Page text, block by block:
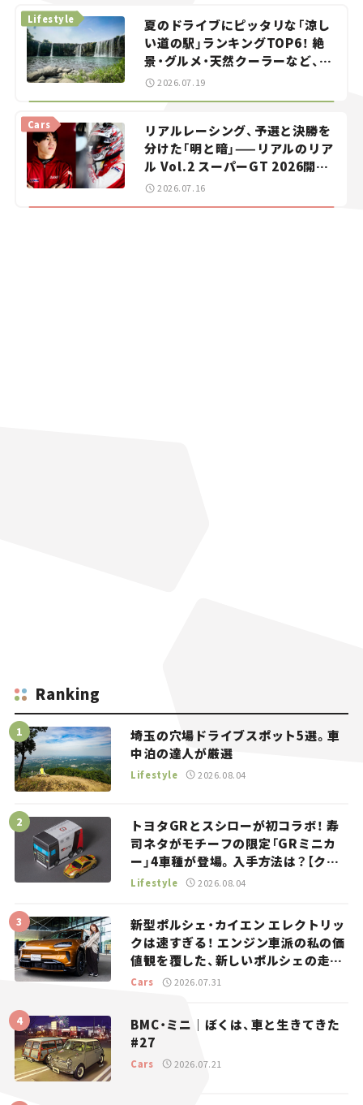
夏のドライブにピッタリな「涼し
い道の駅」ランキングTOP6！ 絶
景・グルメ・天然クーラーなど、避
暑におすすめのスポットを紹介
Lifestyle
2026.07.19
リアルレーシング、予選と決勝を
分けた「明と暗」——リアルのリア
ル Vol.2 スーパーGT 2026開幕
戦 岡山国際サーキット
Cars
2026.07.16
Ranking
埼玉の穴場ドライブスポット5選。車
中泊の達人が厳選
Lifestyle 2026.08.04
トヨタGRとスシローが初コラボ！ 寿
司ネタがモチーフの限定「GRミニカ
ー」4車種が登場。入手方法は？【クル
マとホビー】
Lifestyle 2026.08.04
新型ポルシェ・カイエン エレクトリッ
クは速すぎる！ エンジン車派の私の価
値観を覆した、新しいポルシェの走
り。
Cars 2026.07.31
BMC・ミニ｜ぼくは、車と生きてきた
#27
Cars 2026.07.21